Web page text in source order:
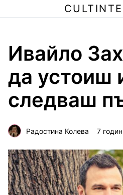
Ивайло
да устоиш
следваш
Радостина Колева 7